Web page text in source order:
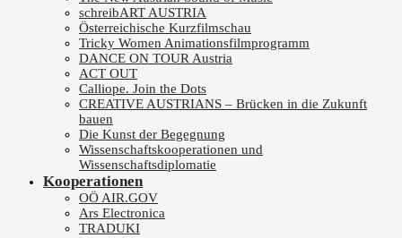
schreibART AUSTRIA
Österreichische Kurzfilmschau
Tricky Women Animationsfilmprogramm
DANCE ON TOUR Austria
ACT OUT
Calliope. Join the Dots
CREATIVE AUSTRIANS – Brücken in die Zukunft
bauen
Die Kunst der Begegnung
Wissenschaftskooperationen und
Wissenschaftsdiplomatie
Kooperationen
OÖ AIR.GOV
Ars Electronica
TRADUKI